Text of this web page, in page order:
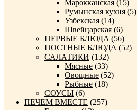
Марокканская (15)
Румынская кухня (5)
Узбекская (14)
Швейцарская (6)
ПЕРВЫЕ БЛЮДА (56)
ПОСТНЫЕ БЛЮДА (52)
САЛАТИКИ (132)
Мясные (33)
Овощные (52)
Рыбные (18)
СОУСЫ (6)
ПЕЧЕМ ВМЕСТЕ (257)